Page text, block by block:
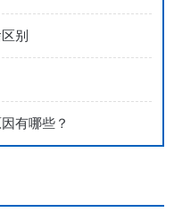
别
有哪些？